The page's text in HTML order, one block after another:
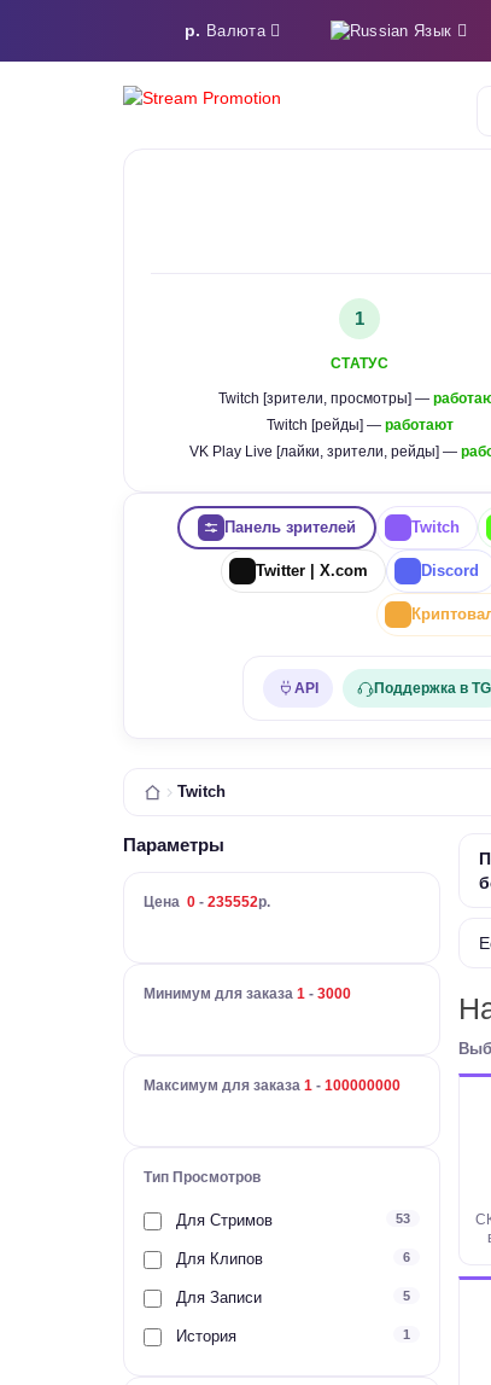
р. Валюта Язык
1
СТАТУС
Twitch [зрители, просмотры] —
Twitch [рейды] — работают
VK Play Live [лайки, зрители, рейды] —
Панель зрителей Twitch
Twitter | X.com Discord
API Поддержка в TG
Twitch
Параметры
Цена 0 - 235552р.
Минимум для заказа 1 - 3000
Максимум для заказа 1 - 100000000
Тип Просмотров
Для Стримов 53
Для Клипов 6
Для Записи 5
История 1